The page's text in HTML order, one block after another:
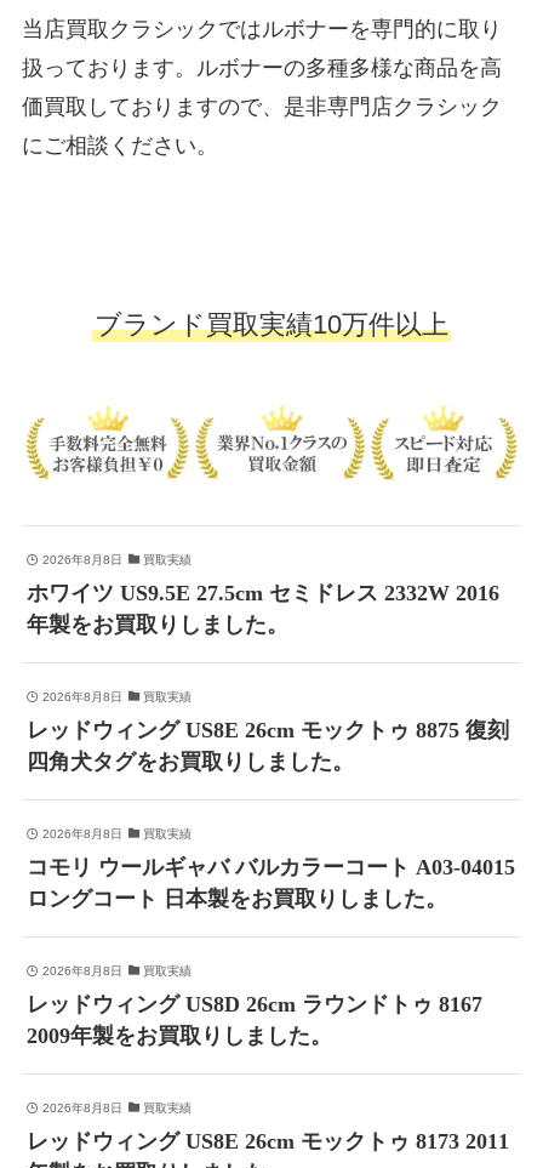
当店買取クラシックではルボナーを専門的に取り
扱っております。ルボナーの多種多様な商品を高
価買取しておりますので、是非専門店クラシック
にご相談ください。
ブランド買取実績10万件以上
2026年8月8日 買取実績
ホワイツ US9.5E 27.5cm セミドレス 2332W 2016
年製をお買取りしました。
2026年8月8日 買取実績
レッドウィング US8E 26cm モックトゥ 8875 復刻
四角犬タグをお買取りしました。
2026年8月8日 買取実績
コモリ ウールギャバ バルカラーコート A03-04015
ロングコート 日本製をお買取りしました。
2026年8月8日 買取実績
レッドウィング US8D 26cm ラウンドトゥ 8167
2009年製をお買取りしました。
2026年8月8日 買取実績
レッドウィング US8E 26cm モックトゥ 8173 2011